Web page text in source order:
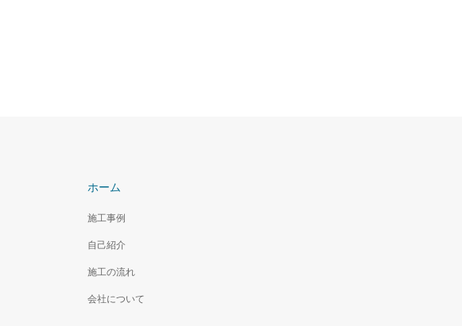
ホーム
施工事例
自己紹介
施工の流れ
会社について